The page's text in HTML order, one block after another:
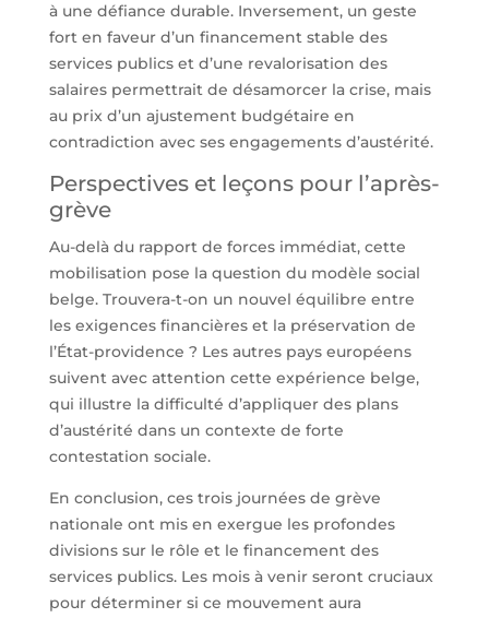
à une défiance durable. Inversement, un geste
fort en faveur d’un financement stable des
services publics et d’une revalorisation des
salaires permettrait de désamorcer la crise, mais
au prix d’un ajustement budgétaire en
contradiction avec ses engagements d’austérité.
Perspectives et leçons pour l’après-
grève
Au-delà du rapport de forces immédiat, cette
mobilisation pose la question du modèle social
belge. Trouvera-t-on un nouvel équilibre entre
les exigences financières et la préservation de
l’État-providence ? Les autres pays européens
suivent avec attention cette expérience belge,
qui illustre la difficulté d’appliquer des plans
d’austérité dans un contexte de forte
contestation sociale.
En conclusion, ces trois journées de grève
nationale ont mis en exergue les profondes
divisions sur le rôle et le financement des
services publics. Les mois à venir seront cruciaux
pour déterminer si ce mouvement aura